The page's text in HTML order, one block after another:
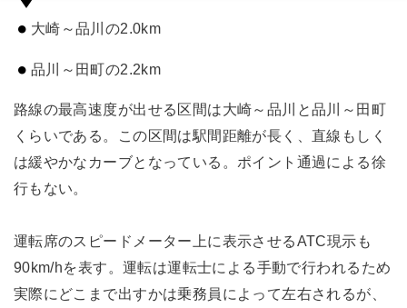
大崎～品川の2.0km
品川～田町の2.2km
路線の最高速度が出せる区間は大崎～品川と品川～田町
くらいである。この区間は駅間距離が長く、直線もしく
は緩やかなカーブとなっている。ポイント通過による徐
行もない。
運転席のスピードメーター上に表示させるATC現示も
90km/hを表す。運転は運転士による手動で行われるため
実際にどこまで出すかは乗務員によって左右されるが、